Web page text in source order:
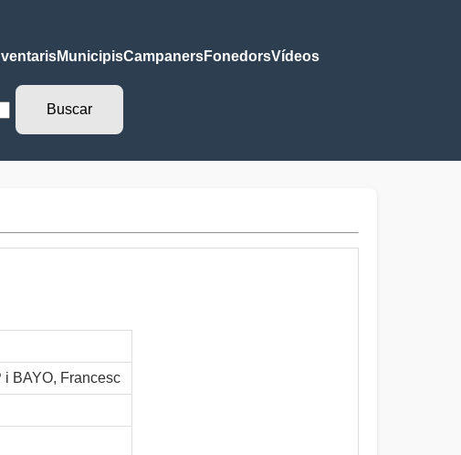
MunicipisCampanersFonedorsVídeos
i BAYO, Francesc